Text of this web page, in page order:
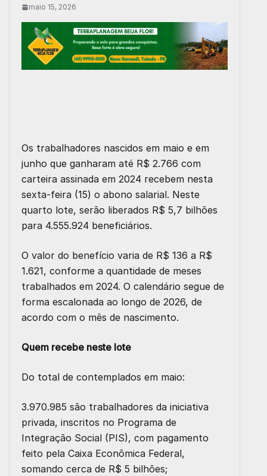
maio 15, 2026
Os trabalhadores nascidos em maio e em
junho que ganharam até R$ 2.766 com
carteira assinada em 2024 recebem nesta
sexta-feira (15) o abono salarial. Neste
quarto lote, serão liberados R$ 5,7 bilhões
para 4.555.924 beneficiários.
O valor do benefício varia de R$ 136 a R$
1.621, conforme a quantidade de meses
trabalhados em 2024. O calendário segue de
forma escalonada ao longo de 2026, de
acordo com o mês de nascimento.
Quem recebe neste lote
Do total de contemplados em maio:
3.970.985 são trabalhadores da iniciativa
privada, inscritos no Programa de
Integração Social (PIS), com pagamento
feito pela Caixa Econômica Federal,
somando cerca de R$ 5 bilhões;